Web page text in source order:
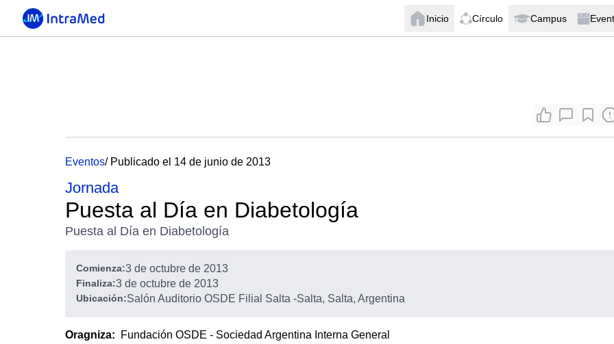
Inicio Círculo Campus
Eventos/ Publicado el 14 de junio de 2013
Jornada
Puesta al Día en Diabetología
Puesta al Día en Diabetología
Comienza:3 de octubre de 2013
Finaliza:3 de octubre de 2013
Ubicación:Salón Auditorio OSDE Filial Salta -Salta, Salta, Argentina
Oragniza: Fundación OSDE - Sociedad Argentina Interna General